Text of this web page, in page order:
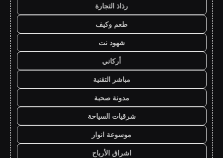
رذاذ التجارة
طعم وكيف
شهود نت
أركاني
مباشر التقنية
مدونة صحبة
شرقيات السياحة
موسوعة انوار
اشراق الأرباح